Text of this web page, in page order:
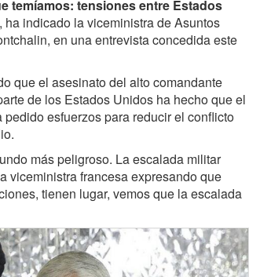
temíamos: tensiones entre Estados
ha indicado la viceministra de Asuntos
en una entrevista concedida este
que el asesinato del alto comandante
de los Estados Unidos ha hecho que el
pedido esfuerzos para reducir el conflicto
más peligroso. La escalada militar
viceministra francesa expresando que
tienen lugar, vemos que la escalada